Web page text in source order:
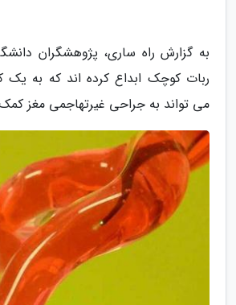
به گزارش راه ساری، پژوهشگران
ربات کوچک ابداع کرده اند که به یک
می تواند به جراحی غیرتهاجمی مغز